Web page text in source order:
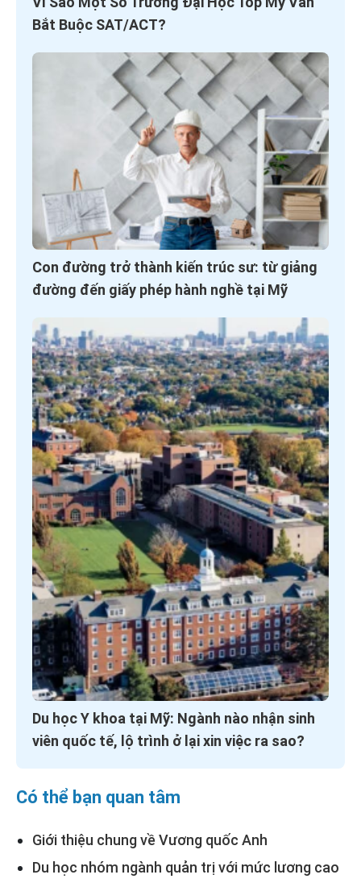
Bắt Buộc SAT/ACT?
Con đường trở thành kiến trúc sư: từ giảng
đường đến giấy phép hành nghề tại Mỹ
Du học Y khoa tại Mỹ: Ngành nào nhận sinh
viên quốc tế, lộ trình ở lại xin việc ra sao?
Có thể bạn quan tâm
Giới thiệu chung về Vương quốc Anh
Du học nhóm ngành quản trị với mức lương cao